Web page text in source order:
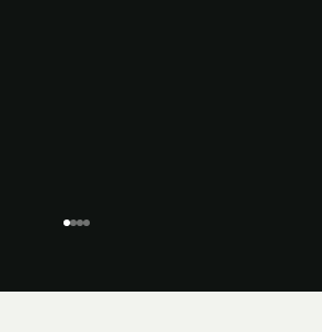
Vai all'articolo 1
Vai all'articolo 2
Vai all'articolo 3
Vai all'articolo 4